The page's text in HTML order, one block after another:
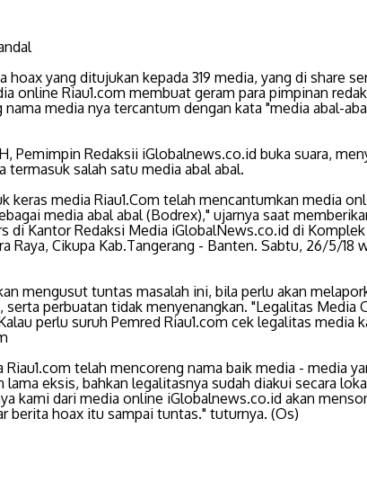
hoax yang ditujukan kepada 319 media, yang di share
online Riau1.com membuat geram para pimpinan
nama media nya tercantum dengan kata "media abal-
Pemimpin Redaksii iGlobalnews.co.id buka suara,
termasuk salah satu media abal abal.
keras media Riau1.Com telah mencantumkan media
media abal abal (Bodrex)," ujarnya saat
di Kantor Redaksi Media iGlobalNews.co.id di Komplek
Raya, Cikupa Kab.Tangerang - Banten. Sabtu, 26/5/18
mengusut tuntas masalah ini, bila perlu akan
serta perbuatan tidak menyenangkan. "Legalitas Media
perlu suruh Pemred Riau1.com cek legalitas media
Riau1.com telah mencoreng nama baik media - media
lama eksis, bahkan legalitasnya sudah diakui secara
kami dari media online iGlobalnews.co.id akan
berita hoax itu sampai tuntas." tuturnya. (Os)